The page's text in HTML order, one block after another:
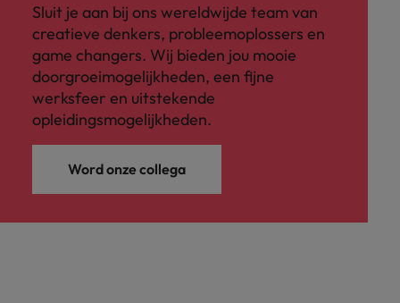
Sluit je aan bij ons wereldwijde team van
creatieve denkers, probleemoplossers en
game changers. Wij bieden jou mooie
doorgroeimogelijkheden, een fijne
werksfeer en uitstekende
opleidingsmogelijkheden.
Word onze collega